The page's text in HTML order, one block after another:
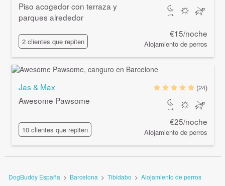
Piso acogedor con terraza y
parques alrededor
2 clientes que repiten
€15/noche
Alojamiento de perros
Jas & Max
Awesome Pawsome
10 clientes que repiten
(24)
€25/noche
Alojamiento de perros
DogBuddy España > Barcelona > Tibidabo > Alojamiento de perros